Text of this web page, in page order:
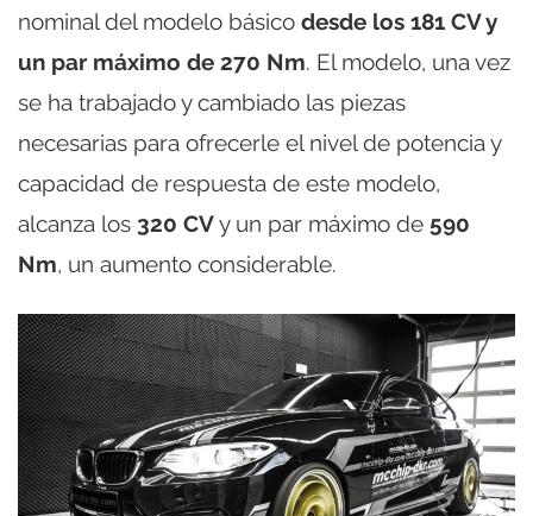
nominal del modelo básico desde los 181 CV y
un par máximo de 270 Nm. El modelo, una vez
se ha trabajado y cambiado las piezas
necesarias para ofrecerle el nivel de potencia y
capacidad de respuesta de este modelo,
alcanza los 320 CVy un par máximo de 590
Nm, un aumento considerable.